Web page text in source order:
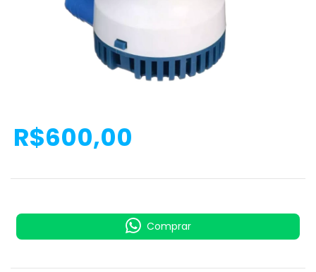
R$600,00
Comprar